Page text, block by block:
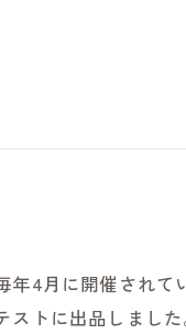
4月に開催されて
トに出品しまし